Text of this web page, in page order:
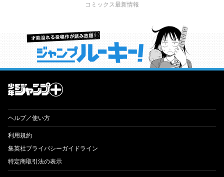
コミックス最新情報
才能溢れる投稿作が読み放題！ ジャンプルーキー！
ヘルプ／使い方
利用規約
集英社プライバシーガイドライン
特定商取引法の表示